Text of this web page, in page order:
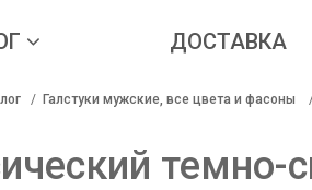
ДОСТАВКА
Галстуки мужские, все цвета и фасоны
темно-